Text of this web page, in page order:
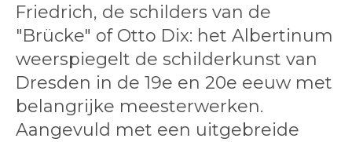
Friedrich, de schilders van de
"Brücke" of Otto Dix: het Albertinum
weerspiegelt de schilderkunst van
Dresden in de 19e en 20e eeuw met
belangrijke meesterwerken.
Aangevuld met een uitgebreide